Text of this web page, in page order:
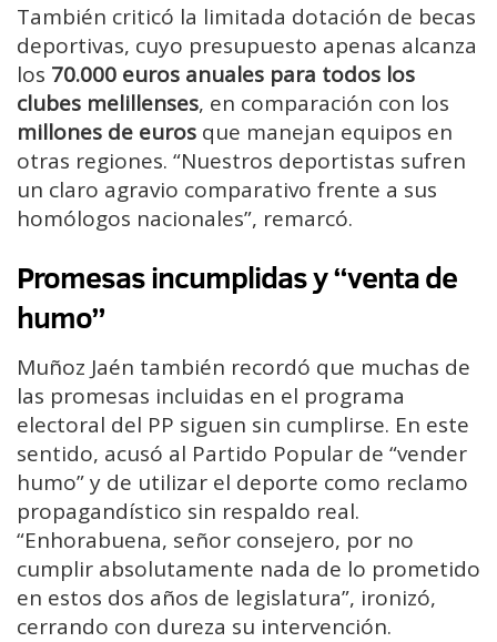
También criticó la limitada dotación de becas
deportivas, cuyo presupuesto apenas alcanza
los 70.000 euros anuales para todos los
clubes melillenses, en comparación con los
millones de euros que manejan equipos en
otras regiones. “Nuestros deportistas sufren
un claro agravio comparativo frente a sus
homólogos nacionales”, remarcó.
Promesas incumplidas y “venta de
humo”
Muñoz Jaén también recordó que muchas de
las promesas incluidas en el programa
electoral del PP siguen sin cumplirse. En este
sentido, acusó al Partido Popular de “vender
humo” y de utilizar el deporte como reclamo
propagandístico sin respaldo real.
“Enhorabuena, señor consejero, por no
cumplir absolutamente nada de lo prometido
en estos dos años de legislatura”, ironizó,
cerrando con dureza su intervención.